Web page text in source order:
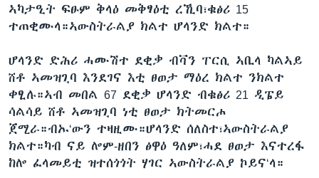
ኣካታዒት ፍፁም ቅላዕ መቅፃዕቲ ረኺባ፣ቁፅሪ 15
ተጠቂሙላ።ኣውስትራልያ ክልተ ሆላንድ ክልተ።
ሆላንድ ድሕሪ ሓሙሽተ ደቂቃ ብቫን ፐርሲ ኣቢላ ካልኣይ
ሸቶ ኣመዝጊባ እንደገና እቲ ፀወታ ማዕረ ክልተ ንክልተ
ቀፂሉ።ኣብ መበል 67 ደቂቃ ሆላንድ ብቁፅሪ 21 ዲፔይ
ሳልሳይ ሸቶ ኣመዝጊባ ነቲ ፀወታ ክትመርሖ
ጀሚራ።ብኡ‘ውን ተዛዚሙ።ሆላንድ ሰለስተ፣ኣውስትራልያ
ክልተ።ካብ ናይ ሎም-ዘበን ፅዋዕ ዓለም፣ሓደ ፀወታ እናተረፋ
ከሎ ፈላመይቲ ዝተሰጎጎት ሃገር ኣውስትራልያ ኮይና‘ላ።